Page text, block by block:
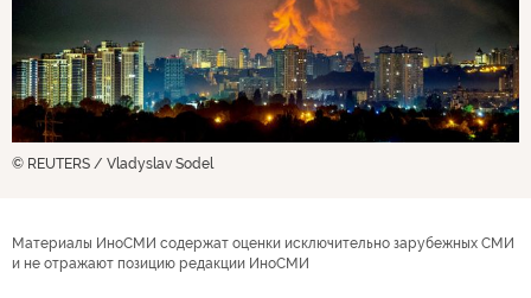
© REUTERS / Vladyslav Sodel
Материалы ИноСМИ содержат оценки исключительно зарубежных СМИ
и не отражают позицию редакции ИноСМИ